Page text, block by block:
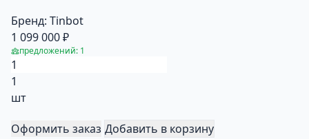
Бренд: Tinbot
1 099 000 ₽
предложений: 1
1
шт
Оформить заказ Добавить в корзину